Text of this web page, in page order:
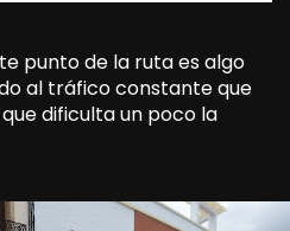
punto de la ruta es algo
al tráfico constante que
dificulta un poco la